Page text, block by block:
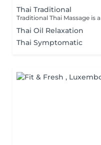
Thai Traditional
Thai Oil Relaxation
Thai Symptomatic